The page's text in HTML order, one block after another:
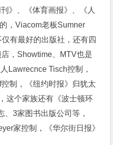
》、《体育画报》、《人
，Viacom老板Sumner
有最好的出版社，还有四
，Showtime、MTV也是
Lawrecnce Tisch控制，
制，《纽约时报》归犹太
这个家族还有《波士顿环
3家图书出版公司等，
家控制，《华尔街日报》